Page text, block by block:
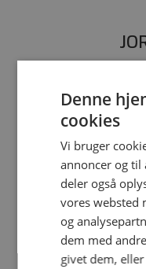
Denne
cookies
Vi bruger
annoncer og til
deler også
vores websted
og
dem med
givet dem,